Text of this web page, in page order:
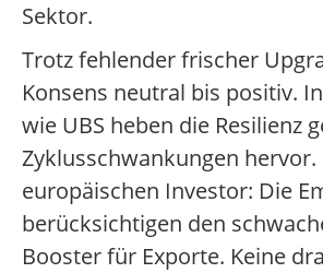
Sektor.
Trotz fehlender frischer
Konsens neutral bis positiv.
wie UBS heben die Resilienz
Zyklusschwankungen hervor.
europäischen Investor: Die
berücksichtigen den
Booster für Exporte. Keine